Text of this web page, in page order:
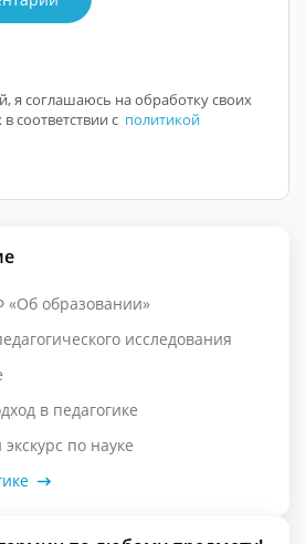
я соглашаюсь на обработку своих
соответствии с политикой
«Об образовании»
исследования
в педагогике
по науке